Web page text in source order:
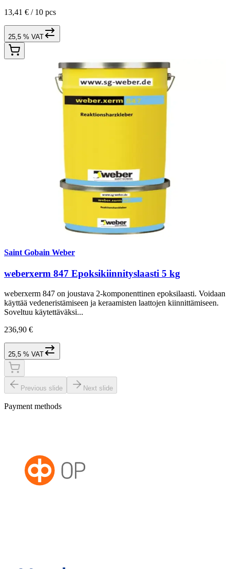
13,41 € / 10 pcs
25,5 % VAT
Saint Gobain Weber
weberxerm 847 Epoksikiinnityslaasti 5 kg
weberxerm 847 on joustava 2-komponenttinen epoksilaasti. Voidaan
käyttää vedeneristämiseen ja keraamisten laattojen kiinnittämiseen.
Soveltuu käytettäväksi...
236,90 €
25,5 % VAT
Previous slide Next slide
Payment methods